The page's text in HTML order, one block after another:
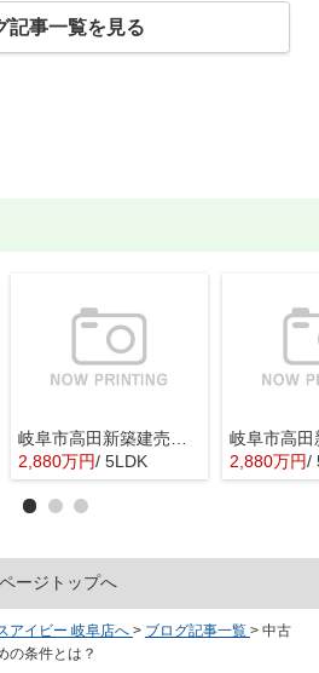
記事一覧を見る
2,880万円/ 5LDK 2,880万円/
ページトップへ
アイビー 岐阜店へ > ブログ記事一覧 > 中古
の条件とは？